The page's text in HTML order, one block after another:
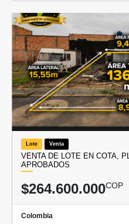
Lote Venta
VENTA DE LOTE EN COTA,
APROBADOS
$264.600.000COP
Colombia